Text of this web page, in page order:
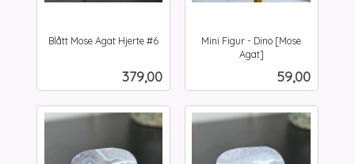
Blått Mose Agat Hjerte #6
Pris
379,00
Mini Figur - Dino [Mose
Agat]
Pris
59,00